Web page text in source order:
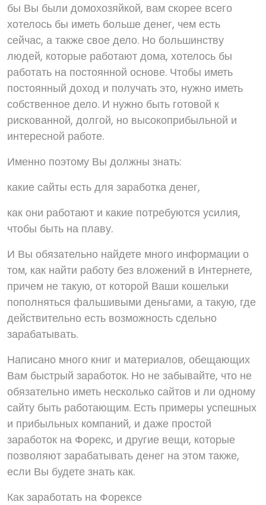
бы Вы были домохозяйкой, вам скорее всего
хотелось бы иметь больше денег, чем есть
сейчас, а также свое дело. Но большинству
людей, которые работают дома, хотелось бы
работать на постоянной основе. Чтобы иметь
постоянный доход и получать это, нужно иметь
собственное дело. И нужно быть готовой к
рискованной, долгой, но высокоприбыльной и
интересной работе.
Именно поэтому Вы должны знать:
какие сайты есть для заработка денег,
как они работают и какие потребуются усилия,
чтобы быть на плаву.
И Вы обязательно найдете много информации о
том, как найти работу без вложений в Интернете,
причем не такую, от которой Ваши кошельки
пополняться фальшивыми деньгами, а такую, где
действительно есть возможность сдельно
зарабатывать.
Написано много книг и материалов, обещающих
Вам быстрый заработок. Но не забывайте, что не
обязательно иметь несколько сайтов и ли одному
сайту быть работающим. Есть примеры успешных
и прибыльных компаний, и даже простой
заработок на Форекс, и другие вещи, которые
позволяют зарабатывать денег на этом также,
если Вы будете знать как.
Как заработать на Форексе